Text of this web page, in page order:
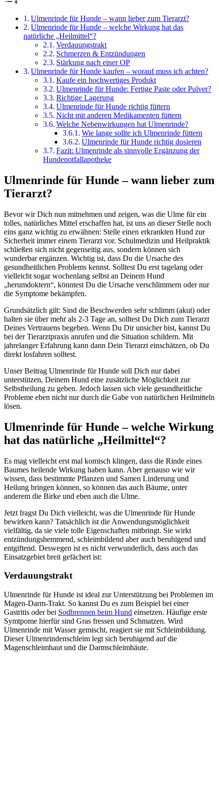
Ulmenrinde für Hunde – wann lieber zum Tierarzt?
Ulmenrinde für Hunde – welche Wirkung hat das
natürliche „Heilmittel“?
Verdauungstrakt
Schmerzen & Entzündungen
Stärkung nach einer OP
Ulmenrinde für Hunde kaufen – worauf muss ich achten?
Kaufe ein hochwertiges Produkt
Ulmenrinde für Hunde: Fertige Paste oder Pulver?
Richtige Lagerung
Ulmenrinde für Hunde richtig füttern
Nicht mit anderen Medikamenten füttern
Welche Nebenwirkungen hat Ulmenrinde?
Wie lange sollte ich Ulmenrinde füttern
Ulmenrinde für Hunde richtig dosieren
Fazit: Ulmenrinde als sinnvolle Ergänzung der
Hundenotfallapotheke
Ulmenrinde für Hunde – wann lieber zum
Tierarzt?
Bevor wir Dich nun mitnehmen und zeigen, was die Ulme für ein
tolles, natürliches Mittel erschaffen hat, ist uns an dieser Stelle noch
eins ganz wichtig zu erwähnen: Stelle einen erkrankten Hund zur
Sicherheit immer einem Tierarzt vor. Schulmedizin und Heilpraktik
schließen sich nicht gegenseitig aus, sondern können sich
wunderbar ergänzen. Wichtig ist, dass Du die Ursache des
gesundheitlichen Problems kennst. Solltest Du erst tagelang oder
vielleicht sogar wochenlang selbst an Deinem Hund
„herumdoktern“, könntest Du die Ursache verschlimmern oder nur
die Symptome bekämpfen.
Grundsätzlich gilt: Sind die Beschwerden sehr schlimm (akut) oder
halten sie über mehr als 2-3 Tage an, solltest Du Dich zum Tierarzt
Deines Vertrauens begeben. Wenn Du Dir unsicher bist, kannst Du
bei der Tierarztpraxis anrufen und die Situation schildern. Mit
jahrelanger Erfahrung kann dann Dein Tierarzt einschätzen, ob Du
direkt losfahren solltest.
Unser Beitrag Ulmenrinde für Hunde soll Dich nur dabei
unterstützen, Deinem Hund eine zusätzliche Möglichkeit zur
Selbstheilung zu geben. Jedoch lassen sich viele gesundheitliche
Probleme eben nicht nur durch die Gabe von natürlichen Heilmitteln
lösen.
Ulmenrinde für Hunde – welche Wirkung
hat das natürliche „Heilmittel“?
Es mag vielleicht erst mal komisch klingen, dass die Rinde eines
Baumes heilende Wirkung haben kann. Aber genauso wie wir
wissen, dass bestimmte Pflanzen und Samen Linderung und
Heilung bringen können, so können das auch Bäume, unter
anderem die Birke und eben auch die Ulme.
Jetzt fragst Du Dich vielleicht, was die Ulmenrinde für Hunde
bewirken kann? Tatsächlich ist die Anwendungsmöglichkeit
vielfältig, da sie viele tolle Eigenschaften mitbringt. Sie wirkt
entzündungshemmend, schleimbildend aber auch beruhigend und
entgiftend. Deswegen ist es nicht verwunderlich, dass auch das
Einsatzgebiet breit gefächert ist:
Verdauungstrakt
Ulmenrinde für Hunde ist ideal zur Unterstützung bei Problemen im
Magen-Darm-Trakt. So kannst Du es zum Beispiel bei einer
Gastritis oder bei Sodbrennen beim Hund einsetzen. Häufige erste
Symtpome hierfür sind Gras fressen und Schmatzen. Wird
Ulmenrinde mit Wasser gemischt, reagiert sie mit Schleimbildung.
Dieser Ulmenrindenschleim legt sich beruhigend auf die
Magenschleimhaut und die Darmschleimhäute.